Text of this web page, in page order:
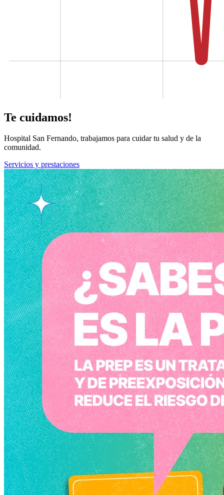
Te cuidamos!
Hospital San Fernando, trabajamos para cuidar tu salud y de la
comunidad.
Servicios y prestaciones